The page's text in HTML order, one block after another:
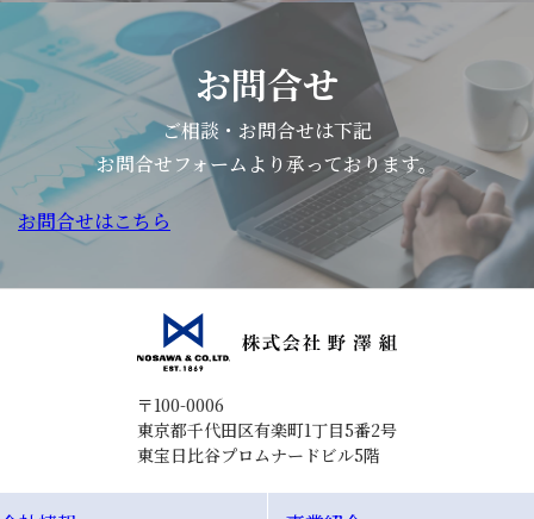
お問合せ
ご相談・お問合せは下記
お問合せフォームより承っております。
お問合せはこちら
〒100-0006
東京都千代田区有楽町1丁目5番2号
東宝日比谷プロムナードビル5階